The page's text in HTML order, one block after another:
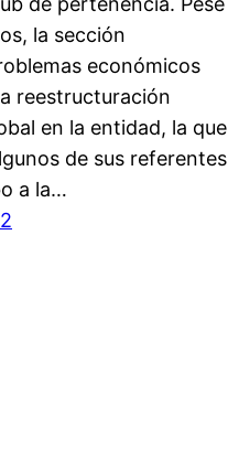
la sección
económicos
reestructuración
en la entidad, la que
de sus referentes
a la…